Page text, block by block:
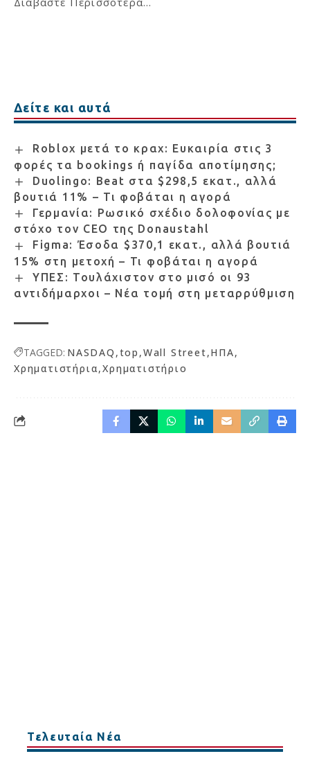
Δείτε και αυτά
Roblox μετά το κραχ: Ευκαιρία στις 3
φορές τα bookings ή παγίδα αποτίμησης;
Duolingo: Beat στα $298,5 εκατ., αλλά
βουτιά 11% – Τι φοβάται η αγορά
Γερμανία: Ρωσικό σχέδιο δολοφονίας με
στόχο τον CEO της Donaustahl
Figma: Έσοδα $370,1 εκατ., αλλά βουτιά
15% στη μετοχή – Τι φοβάται η αγορά
ΥΠΕΣ: Τουλάχιστον στο μισό οι 93
αντιδήμαρχοι – Νέα τομή στη μεταρρύθμιση
TAGGED: NASDAQ top Wall Street ΗΠΑ
Χρηματιστήρια Χρηματιστήριο
Τελευταία Νέα